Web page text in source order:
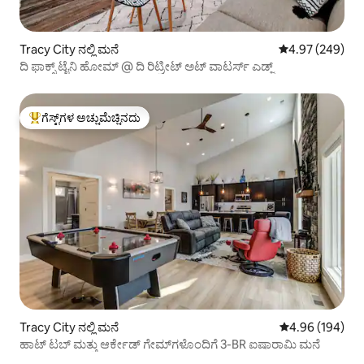
Tracy City ನಲ್ಲಿ ಮನೆ 5 ರಲ್ಲಿ 4.97
4.97 (249)
ದಿ ಫಾಕ್ಸ್ ಟೈನಿ ಹೋಮ್ @ ದಿ ರಿಟ್ರೀಟ್ ಅಟ್ ವಾಟರ್ಸ್ ಎಡ್ಜ್
ಗೆಸ್ಟ್‌ಗಳಿಗೆ ಅತಿ ಹೆಚ್ಚು ಅಚ್ಚುಮೆಚ್ಚಿನದು
ಗೆಸ್ಟ್‌ಗಳ ಅಚ್ಚುಮೆಚ್ಚಿನದು
Tracy City ನಲ್ಲಿ ಮನೆ 5 ರಲ್ಲಿ 4.96
4.96 (194)
ಹಾಟ್ ಟಬ್ ಮತ್ತು ಆರ್ಕೇಡ್ ಗೇಮ್‌ಗಳೊಂದಿಗೆ 3-BR ಐಷಾರಾಮಿ ಮನೆ